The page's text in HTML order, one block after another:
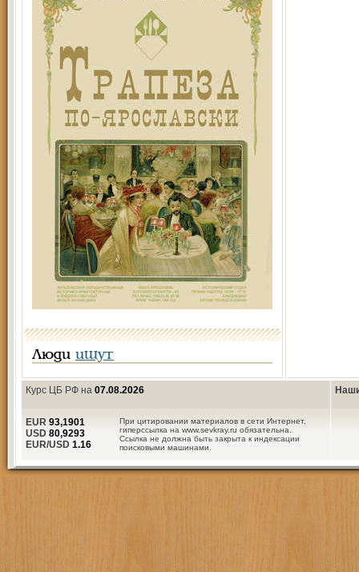
Люди ищут
Курс ЦБ РФ на 07.08.2026
При цитировании материалов в сети Интернет,
гиперссылка на www.sevkray.ru обязательна.
Ссылка не должна быть закрыта к индексации
поисковыми машинами.
EUR 93,1901
USD 80,9293
EUR/USD 1.16